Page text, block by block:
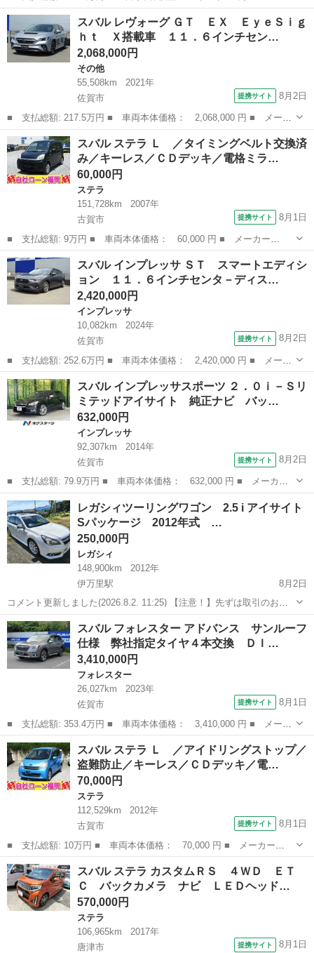
ー名： スバル ■ 車種名： レヴォーグ ■ グレード名： １．６
ＧＴ－Ｓアイサイト 禁煙車 ＳＴＩフルエアロ 純正ＳＤナビ バ
ックカメ...
佐賀 佐賀市
スバル レヴォーグ ＧＴ ＥＸ ＥｙｅＳｉｇ
ｈｔ Ｘ搭載車 １１．６インチセン…
2,068,000円
その他
55,508km
2021年
佐賀市
提携サイト 8月2日
■ 支払総額: 217.5万円 ■ 車両本体価格： 2,068,000 円 ■ メーカ
ー名： スバル ■ 車種名： レヴォーグ ■ グレード名： ＧＴ
ＥＸ ＥｙｅＳｉｇｈｔ Ｘ搭載車 １１．６インチセンタ－ディス
プレイ＆...
佐賀 佐賀市
スバル ステラ Ｌ ／タイミングベルト交換済
み／キーレス／ＣＤデッキ／電格ミラ…
60,000円
ステラ
151,728km
2007年
古賀市
提携サイト 8月1日
■ 支払総額: 9万円 ■ 車両本体価格： 60,000 円 ■ メーカー
名： スバル ■ 車種名： ステラ ■ グレード名： Ｌ ／タイミ
ングベルト交換済み／キーレス／ＣＤデッキ／電格ミラー ■ 排気
量： 660cc ■...
福岡 古賀市
スバル インプレッサ ＳＴ スマートエディシ
ョン １１．６インチセンタ－ディス…
2,420,000円
インプレッサ
10,082km
2024年
佐賀市
提携サイト 8月2日
■ 支払総額: 252.6万円 ■ 車両本体価格： 2,420,000 円 ■ メーカ
ー名： スバル ■ 車種名： インプレッサ ■ グレード名： Ｓ
Ｔ スマートエディション １１．６インチセンタ－ディスプレイ＆
インフォテ...
佐賀 佐賀市 インプレッサ
スバル インプレッサスポーツ ２．０ｉ－Ｓリ
ミテッドアイサイト 純正ナビ バッ…
632,000円
インプレッサ
92,307km
2014年
佐賀市
提携サイト 8月2日
■ 支払総額: 79.9万円 ■ 車両本体価格： 632,000 円 ■ メーカー
名： スバル ■ 車種名： インプレッサスポーツ ■ グレード
名： ２．０ｉ－Ｓリミテッドアイサイト 純正ナビ バックカメ
ラ アイサイト レ...
佐賀 佐賀市 インプレッサ
レガシィツーリングワゴン 2.5 i アイサイト
Sパッケージ 2012年式 …
250,000円
レガシィ
148,900km
2012年
伊万里駅
8月2日
コメント更新しました(2026.8.2. 11:25) 【注意！】先ずは取引のお相
手を業者様に限らせて頂きます。 （安心して任せられるお
相手） 引き渡しは８月下旬～９月上旬頃の見込みです。 （セ...
佐賀 伊万里市 レガシィ アイサイト
スバル フォレスター アドバンス サンルーフ
仕様 弊社指定タイヤ４本交換 ＤＩ…
3,410,000円
フォレスター
26,027km
2023年
佐賀市
提携サイト 8月1日
■ 支払総額: 353.4万円 ■ 車両本体価格： 3,410,000 円 ■ メーカ
ー名： スバル ■ 車種名： フォレスター ■ グレード名： アド
バンス サンルーフ仕様 弊社指定タイヤ４本交換 ＤＩＡＴＯＮサ
ウンドナ...
佐賀 佐賀市
スバル ステラ Ｌ ／アイドリングストップ／
盗難防止／キーレス／ＣＤデッキ／電…
70,000円
ステラ
112,529km
2012年
古賀市
提携サイト 8月1日
■ 支払総額: 10万円 ■ 車両本体価格： 70,000 円 ■ メーカー
名： スバル ■ 車種名： ステラ ■ グレード名： Ｌ ／アイド
リングストップ／盗難防止／キーレス／ＣＤデッキ／電格ミラー／タ
イミングチェーン ...
福岡 古賀市
スバル ステラ カスタムＲＳ ４ＷＤ ＥＴ
Ｃ バックカメラ ナビ ＬＥＤヘッド…
570,000円
ステラ
106,965km
2017年
唐津市
提携サイト 8月1日